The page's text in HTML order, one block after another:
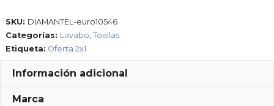
SKU: DIAMANTEL-euro10546
Categorías: Lavabo Toallas
Etiqueta: Oferta 2x1
Información adicional
Marca